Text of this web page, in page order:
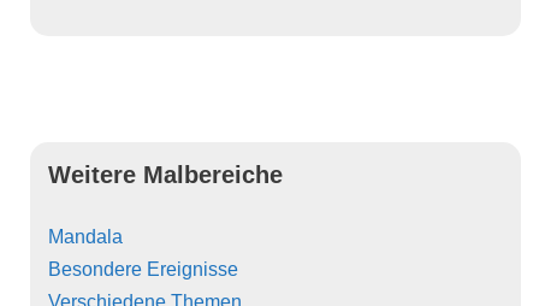
Weitere Malbereiche
Mandala
Besondere Ereignisse
Verschiedene Themen